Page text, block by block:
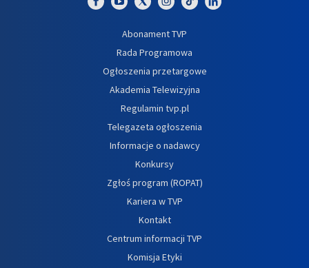
Abonament TVP
Rada Programowa
Ogłoszenia przetargowe
Akademia Telewizyjna
Regulamin tvp.pl
Telegazeta ogłoszenia
Informacje o nadawcy
Konkursy
Zgłoś program (ROPAT)
Kariera w TVP
Kontakt
Centrum informacji TVP
Komisja Etyki